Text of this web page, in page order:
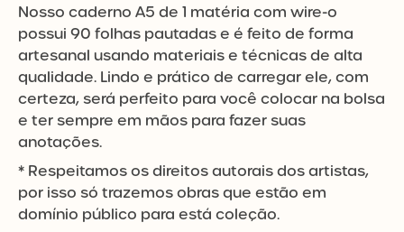
Nosso caderno A5 de 1 matéria com wire-o
possui 90 folhas pautadas e é feito de forma
artesanal usando materiais e técnicas de alta
qualidade. Lindo e prático de carregar ele, com
certeza, será perfeito para você colocar na bolsa
e ter sempre em mãos para fazer suas
anotações.
* Respeitamos os direitos autorais dos artistas,
por isso só trazemos obras que estão em
domínio público para está coleção.